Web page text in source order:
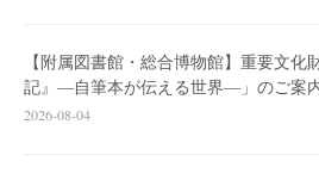
【附属図書館・総合博物館】重要文化
記』―自筆本が伝える世界―」のご案
2026-08-04